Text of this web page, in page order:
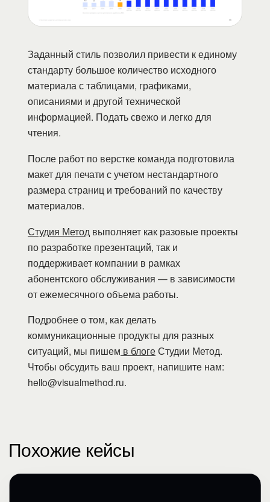
Заданный стиль позволил привести к единому
стандарту большое количество исходного
материала с таблицами, графиками,
описаниями и другой технической
информацией. Подать свежо и легко для
чтения.
После работ по верстке команда подготовила
макет для печати с учетом нестандартного
размера страниц и требований по качеству
материалов.
Студия Метод выполняет как разовые проекты
по разработке презентаций, так и
поддерживает компании в рамках
абонентского обслуживания — в зависимости
от ежемесячного объема работы.
Подробнее о том, как делать
коммуникационные продукты для разных
ситуаций, мы пишем в блогеСтудии Метод.
Чтобы обсудить ваш проект, напишите нам:
hello@visualmethod.ru.
Похожие кейсы